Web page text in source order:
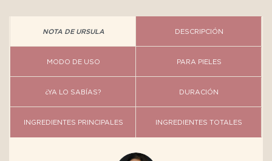
NOTA DE URSULA DESCRIPCIÓN
MODO DE USO PARA PIELES
¿YA LO SABÍAS? DURACIÓN
INGREDIENTES PRINCIPALES INGREDIENTES TOTALES